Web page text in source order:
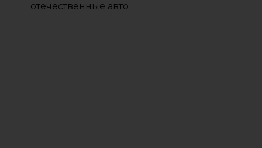
отечественные авто